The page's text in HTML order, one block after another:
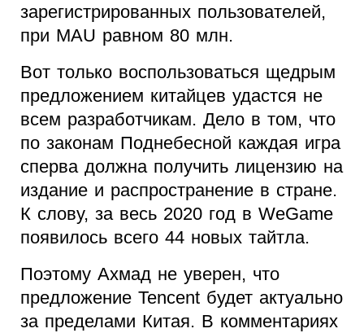
зарегистрированных пользователей,
при MAU равном 80 млн.
Вот только воспользоваться щедрым
предложением китайцев удастся не
всем разработчикам. Дело в том, что
по законам Поднебесной каждая игра
сперва должна получить лицензию на
издание и распространение в стране.
К слову, за весь 2020 год в WeGame
появилось всего 44 новых тайтла.
Поэтому Ахмад не уверен, что
предложение Tencent будет актуально
за пределами Китая. В комментариях